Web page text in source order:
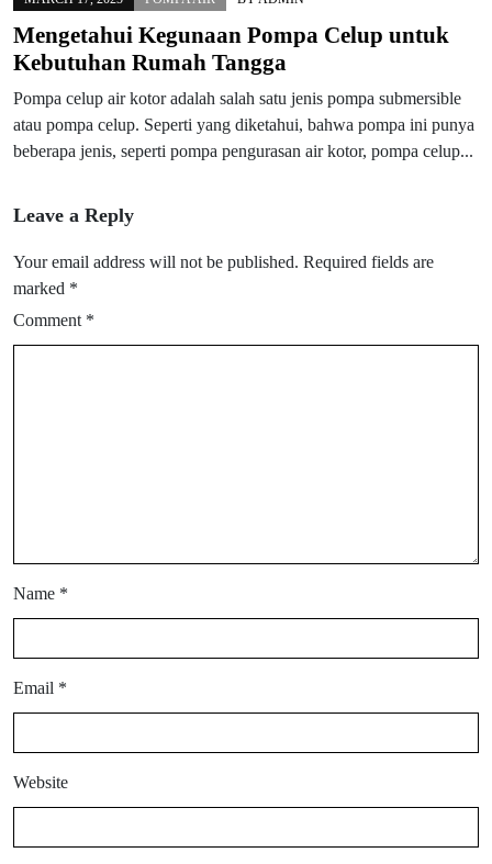
Mengetahui Kegunaan Pompa Celup untuk
Kebutuhan Rumah Tangga
Pompa celup air kotor adalah salah satu jenis pompa submersible
atau pompa celup. Seperti yang diketahui, bahwa pompa ini punya
beberapa jenis, seperti pompa pengurasan air kotor, pompa celup...
Leave a Reply
Your email address will not be published. Required fields are
marked *
Comment *
Name *
Email *
Website